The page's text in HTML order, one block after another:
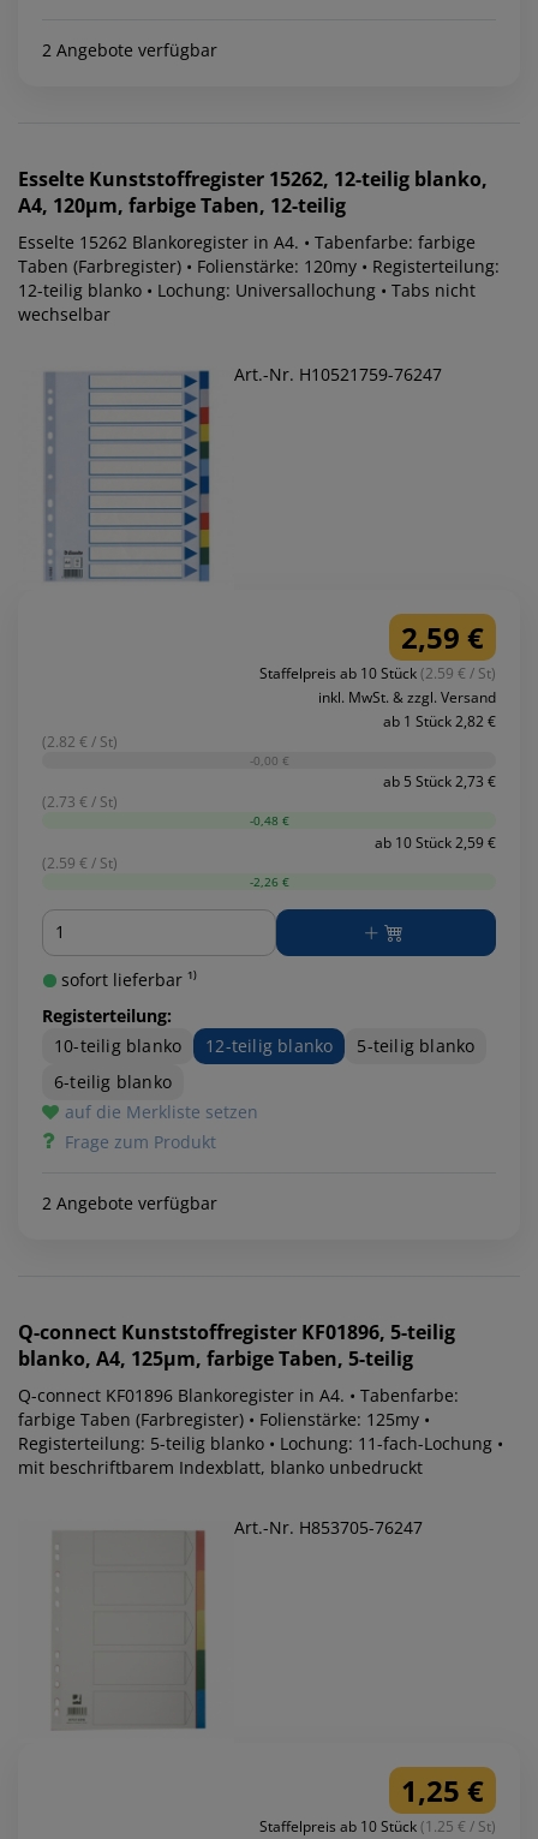
2 Angebote verfügbar
Esselte Kunststoffregister 15262, 12-teilig blanko,
A4, 120µm, farbige Taben, 12-teilig
Esselte 15262 Blankoregister in A4. • Tabenfarbe: farbige
Taben (Farbregister) • Folienstärke: 120my • Registerteilung:
12-teilig blanko • Lochung: Universallochung • Tabs nicht
wechselbar
Art.-Nr. H10521759-76247
2,59 €
Staffelpreis ab 10 Stück(2.59 € / St)
inkl. MwSt. & zzgl. Versand
ab 1 Stück 2,82 €
(2.82 € / St)
-0,00 €
ab 5 Stück 2,73 €
(2.73 € / St)
-0,48 €
ab 10 Stück 2,59 €
(2.59 € / St)
-2,26 €
Menge
sofort lieferbar ¹⁾
Registerteilung:
10-teilig blanko
12-teilig blanko
5-teilig blanko
6-teilig blanko
auf die Merkliste setzen
Frage zum Produkt
2 Angebote verfügbar
Q-connect Kunststoffregister KF01896, 5-teilig
blanko, A4, 125µm, farbige Taben, 5-teilig
Q-connect KF01896 Blankoregister in A4. • Tabenfarbe:
farbige Taben (Farbregister) • Folienstärke: 125my •
Registerteilung: 5-teilig blanko • Lochung: 11-fach-Lochung •
mit beschriftbarem Indexblatt, blanko unbedruckt
Art.-Nr. H853705-76247
1,25 €
Staffelpreis ab 10 Stück(1.25 € / St)